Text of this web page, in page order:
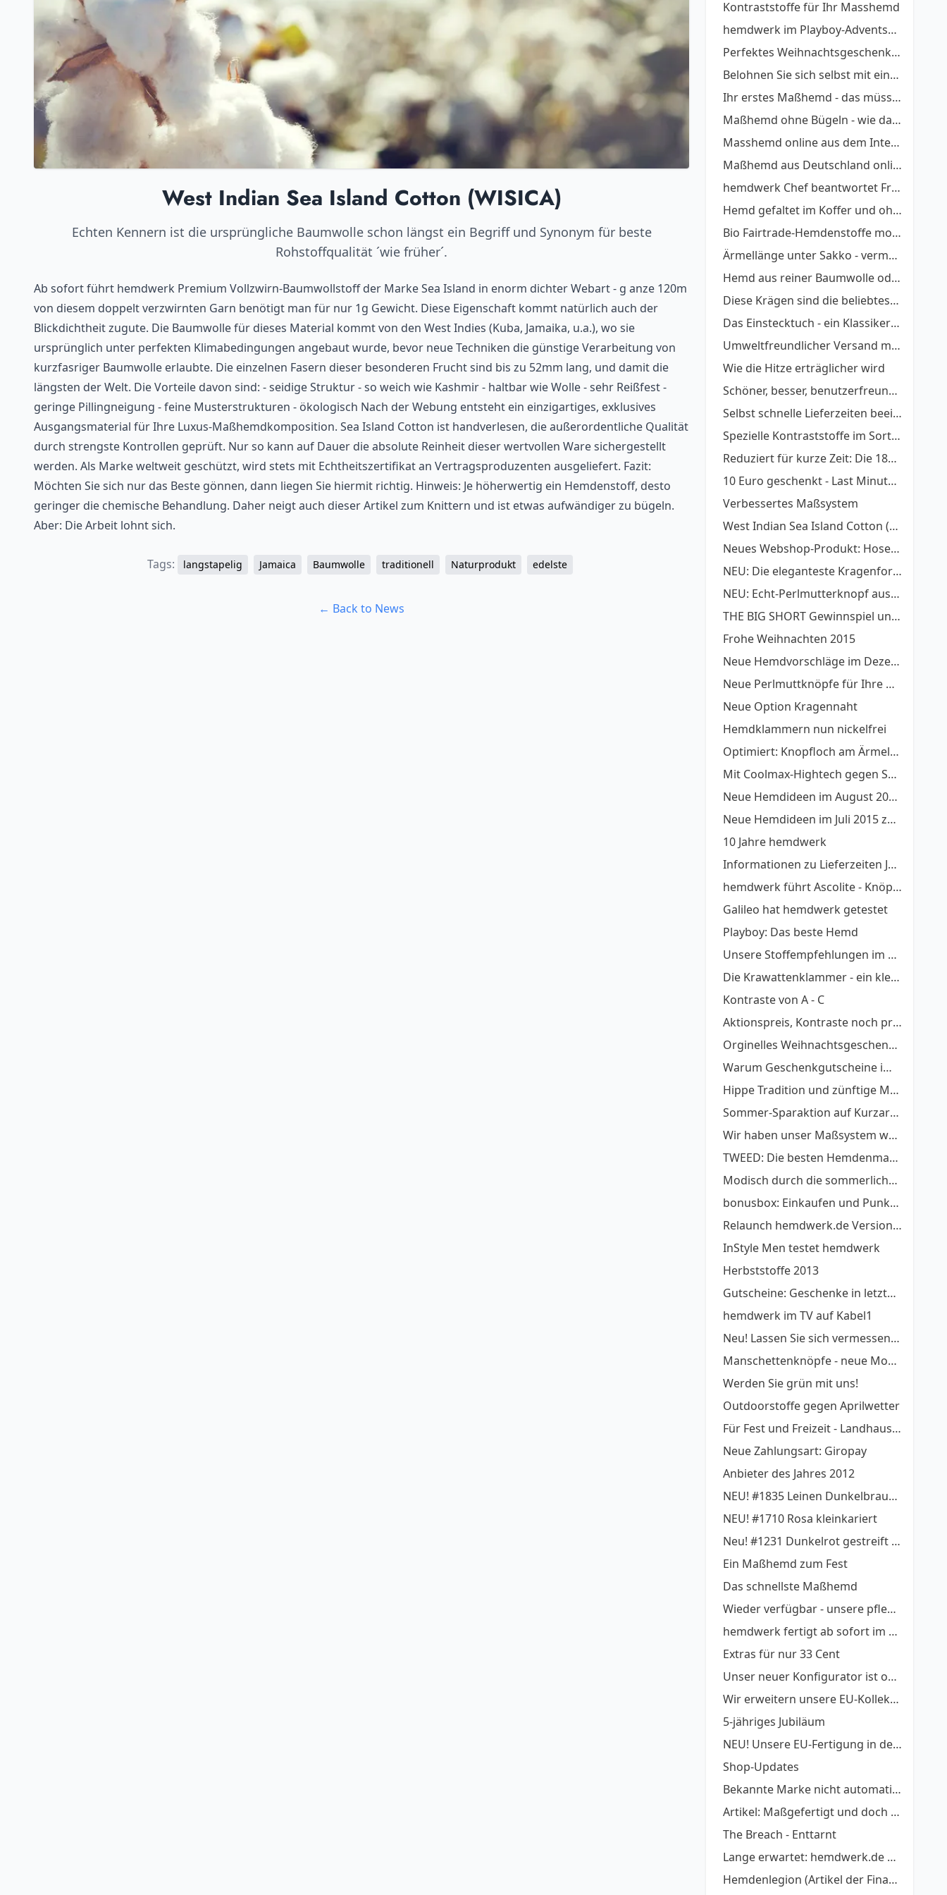
West Indian Sea Island Cotton (WISICA)
Echten Kennern ist die ursprüngliche Baumwolle schon längst ein Begriff und Synonym für beste
Rohstoffqualität ´wie früher´.
Ab sofort führt hemdwerk Premium Vollzwirn-Baumwollstoff der Marke Sea Island in enorm dichter Webart - g anze 120m
von diesem doppelt verzwirnten Garn benötigt man für nur 1g Gewicht. Diese Eigenschaft kommt natürlich auch der
Blickdichtheit zugute. Die Baumwolle für dieses Material kommt von den West Indies (Kuba, Jamaika, u.a.), wo sie
ursprünglich unter perfekten Klimabedingungen angebaut wurde, bevor neue Techniken die günstige Verarbeitung von
kurzfasriger Baumwolle erlaubte. Die einzelnen Fasern dieser besonderen Frucht sind bis zu 52mm lang, und damit die
längsten der Welt. Die Vorteile davon sind: - seidige Struktur - so weich wie Kashmir - haltbar wie Wolle - sehr Reißfest -
geringe Pillingneigung - feine Musterstrukturen - ökologisch Nach der Webung entsteht ein einzigartiges, exklusives
Ausgangsmaterial für Ihre Luxus-Maßhemdkomposition. Sea Island Cotton ist handverlesen, die außerordentliche Qualität
durch strengste Kontrollen geprüft. Nur so kann auf Dauer die absolute Reinheit dieser wertvollen Ware sichergestellt
werden. Als Marke weltweit geschützt, wird stets mit Echtheitszertifikat an Vertragsproduzenten ausgeliefert. Fazit:
Möchten Sie sich nur das Beste gönnen, dann liegen Sie hiermit richtig. Hinweis: Je höherwertig ein Hemdenstoff, desto
geringer die chemische Behandlung. Daher neigt auch dieser Artikel zum Knittern und ist etwas aufwändiger zu bügeln.
Aber: Die Arbeit lohnt sich.
Tags: langstapelig Jamaica Baumwolle traditionell Naturprodukt edelste
← Back to News
Kontraststoffe für Ihr Masshemd
hemdwerk im Playboy-Adventskalender
Perfektes Weihnachtsgeschenk: Maßhemd verschenken, so geht´s.
Belohnen Sie sich selbst mit einem Maßhemd
Ihr erstes Maßhemd - das müssen Sie beachten
Maßhemd ohne Bügeln - wie das möglich wird
Masshemd online aus dem Internet bestellen
Maßhemd aus Deutschland online kaufen
hemdwerk Chef beantwortet Fragen - ein Interview
Hemd gefaltet im Koffer und ohne bügeln anziehen - So geht´s
Bio Fairtrade-Hemdenstoffe modisch
Ärmellänge unter Sakko - vermeiden Sie diese Fehler
Hemd aus reiner Baumwolle oder Kunstfaser?
Diese Krägen sind die beliebtesten
Das Einstecktuch - ein Klassiker wieder voll im Trend
Umweltfreundlicher Versand mit DHL GoGreen
Wie die Hitze erträglicher wird
Schöner, besser, benutzerfreundlicher!
Selbst schnelle Lieferzeiten beeinflussen
Spezielle Kontraststoffe im Sortiment
Reduziert für kurze Zeit: Die 1800er- und 1900er- Stoffserien
10 Euro geschenkt - Last Minute Geschenke
Verbessertes Maßsystem
West Indian Sea Island Cotton (WISICA)
Neues Webshop-Produkt: Hosenträger zum Hemd
NEU: Die eleganteste Kragenform: Piccadilly-Kragen
NEU: Echt-Perlmutterknopf aus Naturmuschel
THE BIG SHORT Gewinnspiel und Style Guide
Frohe Weihnachten 2015
Neue Hemdvorschläge im Dezember
Neue Perlmuttknöpfe für Ihre Hemden auf Maß
Neue Option Kragennaht
Hemdklammern nun nickelfrei
Optimiert: Knopfloch am Ärmelschlitz nun quer
Mit Coolmax-Hightech gegen Sommerhitze
Neue Hemdideen im August 2015 als Anregung oder zum direkt Übernehmen
Neue Hemdideen im Juli 2015 zum Nachdesignen
10 Jahre hemdwerk
Informationen zu Lieferzeiten Juli-August 2015
hemdwerk führt Ascolite - Knöpfe auf Stiel ein
Galileo hat hemdwerk getestet
Playboy: Das beste Hemd
Unsere Stoffempfehlungen im Februar
Die Krawattenklammer - ein kleines schmuckes Helferlein
Kontraste von A - C
Aktionspreis, Kontraste noch preiswerter!
Orginelles Weihnachtsgeschenk - ein Maßhemd zum Fest
Warum Geschenkgutscheine immer eine gute Idee sind
Hippe Tradition und zünftige Moderne
Sommer-Sparaktion auf Kurzarmhemden!
Wir haben unser Maßsystem weiter optimiert
TWEED: Die besten Hemdenmacher
Modisch durch die sommerliche Bürohitze
bonusbox: Einkaufen und Punkte sammeln
Relaunch hemdwerk.de Version 6.0 ist online
InStyle Men testet hemdwerk
Herbststoffe 2013
Gutscheine: Geschenke in letzter Minute
hemdwerk im TV auf Kabel1
Neu! Lassen Sie sich vermessen - von UPcload!
Manschettenknöpfe - neue Modelle
Werden Sie grün mit uns!
Outdoorstoffe gegen Aprilwetter
Für Fest und Freizeit - Landhausstyle!
Neue Zahlungsart: Giropay
Anbieter des Jahres 2012
NEU! #1835 Leinen Dunkelbraun gestreift
NEU! #1710 Rosa kleinkariert
Neu! #1231 Dunkelrot gestreift bügelfrei
Ein Maßhemd zum Fest
Das schnellste Maßhemd
Wieder verfügbar - unsere pflegeleichten Twills
hemdwerk fertigt ab sofort im Nachbarland
Extras für nur 33 Cent
Unser neuer Konfigurator ist online
Wir erweitern unsere EU-Kollektion
5-jähriges Jubiläum
NEU! Unsere EU-Fertigung in der OPEN BETA!
Shop-Updates
Bekannte Marke nicht automatisch GUT
Artikel: Maßgefertigt und doch günstig
The Breach - Enttarnt
Lange erwartet: hemdwerk.de Version 3.0 ist online
Hemdenlegion (Artikel der Financial Times Deutschl